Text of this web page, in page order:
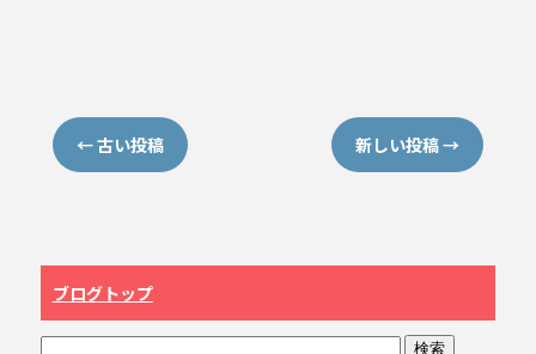
←古い投稿 新しい投稿→
ブログトップ